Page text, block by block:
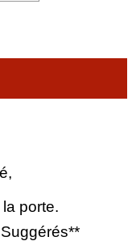
porte.